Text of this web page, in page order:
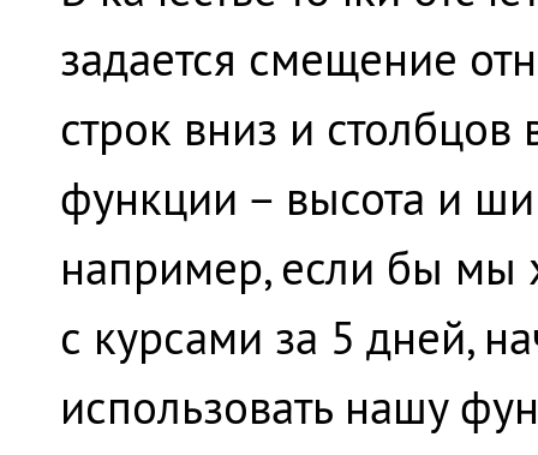
задается смещение
строк вниз и
функции – высота и
например, если бы мы
с курсами за 5 дней,
использовать нашу